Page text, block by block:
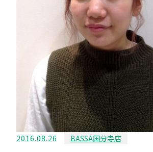
2016.08.26 BASSA国分寺店